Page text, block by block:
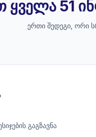
ყველა 51
ერთი შედეგი, ორი
გაგზავნა